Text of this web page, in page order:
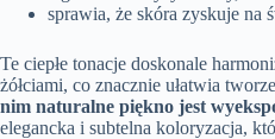
sprawia, że skóra zyskuje na
Te ciepłe tonacje doskonale
żółciami, co znacznie ułatwia
nim naturalne piękno jest
elegancka i subtelna koloryzacja,